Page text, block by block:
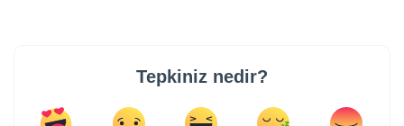
Tepkiniz nedir?